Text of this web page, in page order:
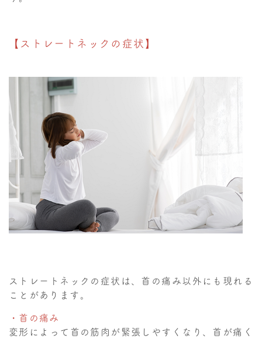
【ストレートネックの症状】
ストレートネックの症状は、首の痛み以外にも現れる
ことがあります。
・首の痛み
変形によって首の筋肉が緊張しやすくなり、首が痛く